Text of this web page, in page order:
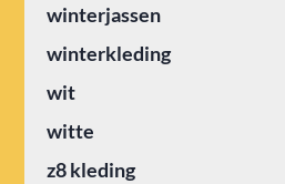
winterjassen
winterkleding
wit
witte
z8 kleding